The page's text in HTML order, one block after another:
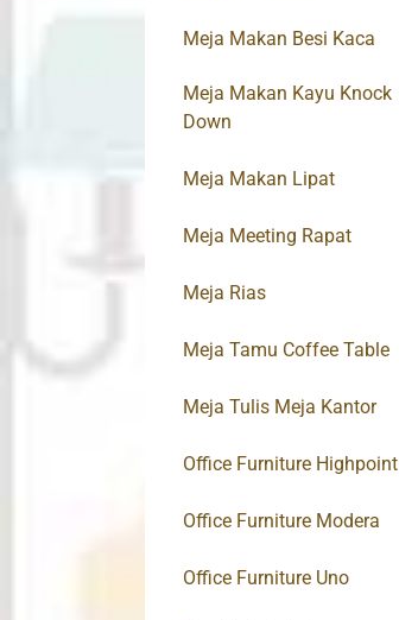
Meja Makan Besi Kaca
Meja Makan Kayu Knock
Down
Meja Makan Lipat
Meja Meeting Rapat
Meja Rias
Meja Tamu Coffee Table
Meja Tulis Meja Kantor
Office Furniture Highpoint
Office Furniture Modera
Office Furniture Uno